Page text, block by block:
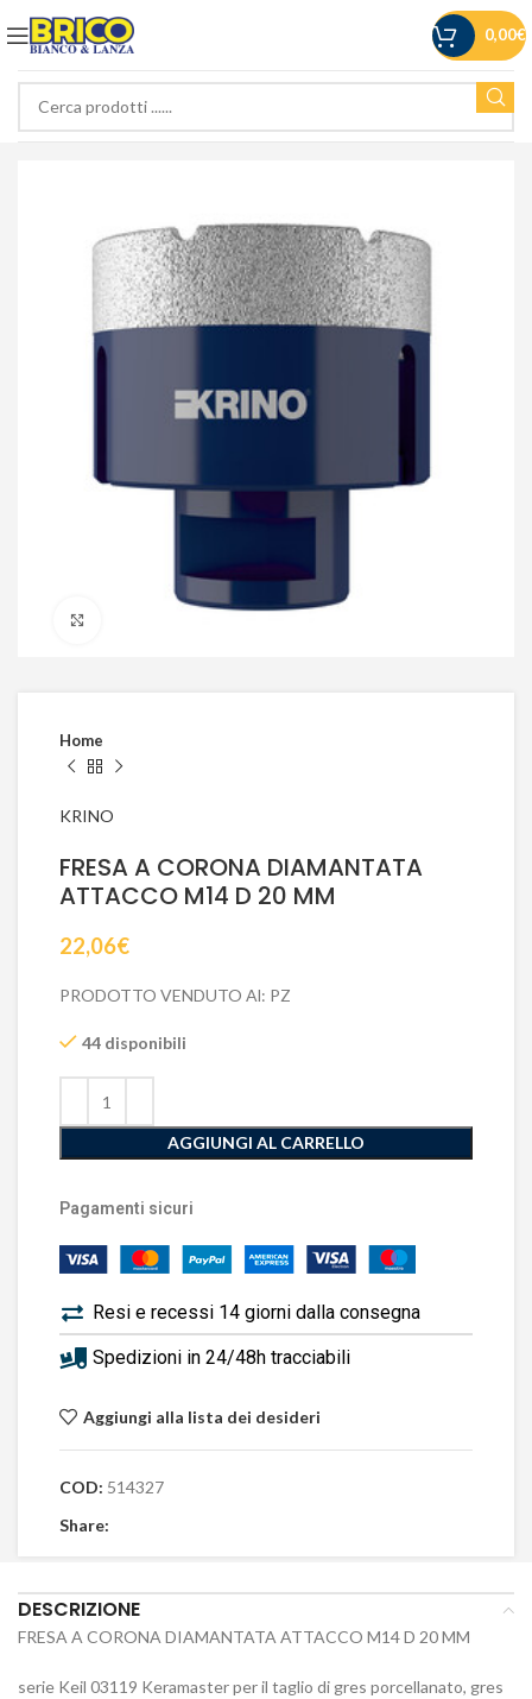
0,00€
Home
KRINO
FRESA A CORONA DIAMANTATA
ATTACCO M14 D 20 MM
22,06€
PRODOTTO VENDUTO Al: PZ
44 disponibili
AGGIUNGI AL CARRELLO
Pagamenti sicuri
Resi e recessi 14 giorni dalla consegna
Spedizioni in 24/48h tracciabili
Aggiungi alla lista dei desideri
COD: 514327
Share:
DESCRIZIONE
FRESA A CORONA DIAMANTATA ATTACCO M14 D 20 MM
serie Keil 03119 Keramaster per il taglio di gres porcellanato, gres